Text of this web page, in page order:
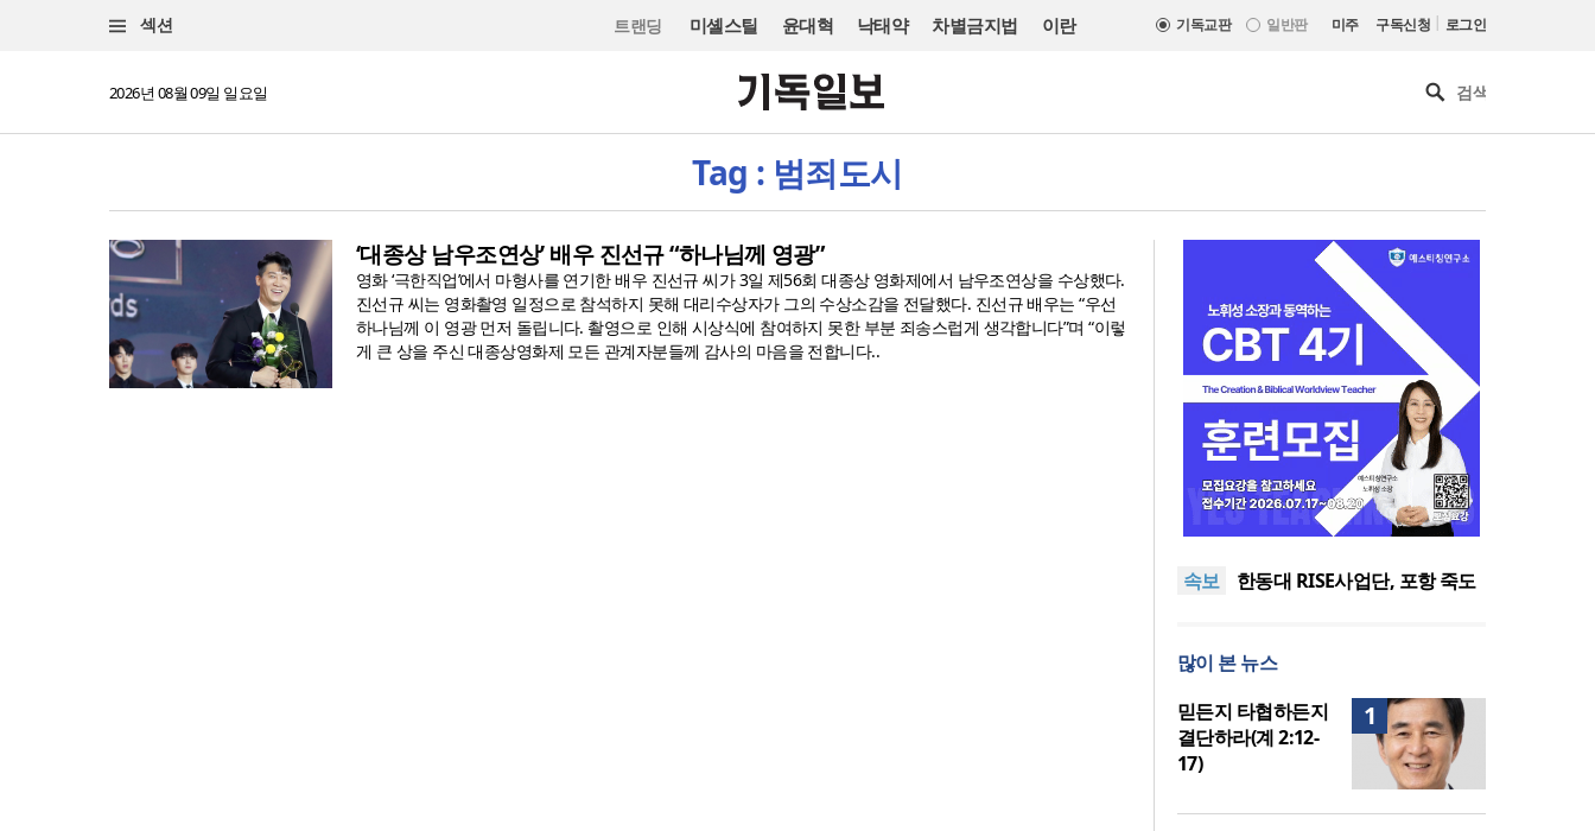
섹션 트랜딩 미셸스틸 윤대혁 낙태약 차별금지법 이란 기독교판 일반판 미주 구독신청 | 로그인
2026년 08월 09일 일요일
Tag : 범죄도시
‘대종상 남우조연상’ 배우 진선규 “하나님께 영광”
영화 ‘극한직업’에서 마형사를 연기한 배우 진선규 씨가 3일 제56회 대종상 영화제에서 남우조연상을 수상했다.
진선규 씨는 영화촬영 일정으로 참석하지 못해 대리수상자가 그의 수상소감을 전달했다. 진선규 배우는 “우선
하나님께 이 영광 먼저 돌립니다. 촬영으로 인해 시상식에 참여하지 못한 부분 죄송스럽게 생각합니다”며 “이렇
게 큰 상을 주신 대종상영화제 모든 관계자분들께 감사의 마음을 전합니다..
속보
느헤미야 연합기도회, ‘왕의 기
위해 합심
희망의 미래를 향하여”
한동대 RISE사업단, 포항 죽도
대전 유치
신학의 방향은?
느헤미야 연합기도회, ‘왕의 기
도’로 나라·한국교회·다음세대
위해 합심
세기총 “자유를 지키며 하나 된
희망의 미래를 향하여”
많이 본 뉴스
1
믿든지 타협하든지
결단하라(계 2:12-
17)